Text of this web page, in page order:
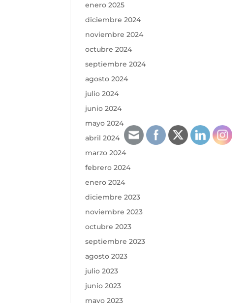
enero 2025
diciembre 2024
noviembre 2024
octubre 2024
septiembre 2024
agosto 2024
julio 2024
junio 2024
mayo 2024
abril 2024
marzo 2024
febrero 2024
enero 2024
diciembre 2023
noviembre 2023
octubre 2023
septiembre 2023
agosto 2023
julio 2023
junio 2023
mayo 2023